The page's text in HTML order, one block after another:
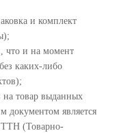
и комплект
что и на момент
каких-либо
на товар выданных
документом является
ТТН (Товарно-